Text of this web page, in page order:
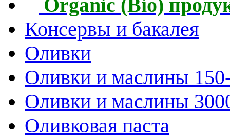
Organic (Bio)
Консервы и бакалея
Оливки
Оливки и маслины
Оливки и маслины
Оливковая паста